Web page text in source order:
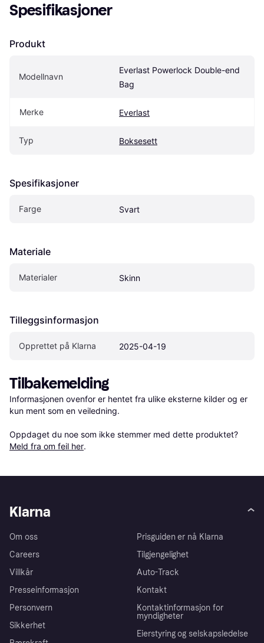
Spesifikasjoner
Produkt
Modellnavn
Everlast Powerlock Double-end
Bag
Merke Everlast
Typ Boksesett
Spesifikasjoner
Farge Svart
Materiale
Materialer Skinn
Tilleggsinformasjon
Opprettet på Klarna 2025-04-19
Tilbakemelding
Informasjonen ovenfor er hentet fra ulike eksterne kilder og er
kun ment som en veiledning.
Oppdaget du noe som ikke stemmer med dette produktet?
Meld fra om feil her.
Klarna
Om oss
Careers
Villkår
Presseinformasjon
Personvern
Sikkerhet
Prisguiden er nå Klarna
Tilgjengelighet
Auto-Track
Kontakt
Kontaktinformasjon for
myndigheter
Eierstyring og selskapsledelse